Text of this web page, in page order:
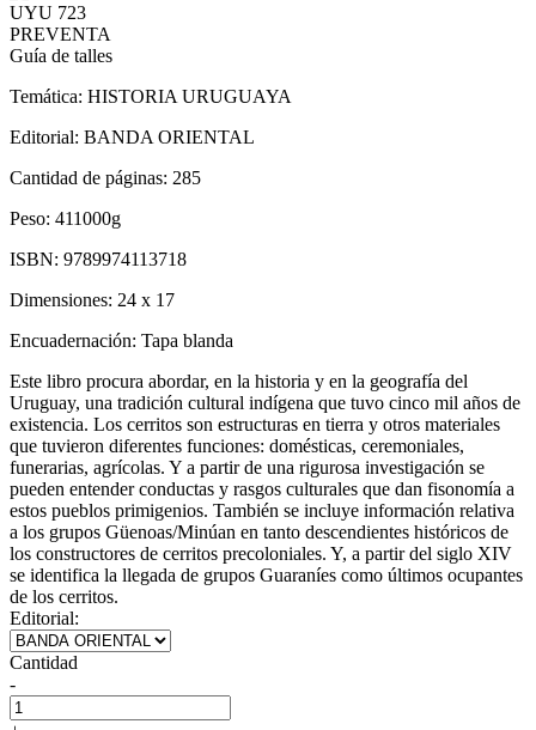
UYU 723
PREVENTA
Guía de talles
Temática: HISTORIA URUGUAYA
Editorial: BANDA ORIENTAL
Cantidad de páginas: 285
Peso: 411000g
ISBN: 9789974113718
Dimensiones: 24 x 17
Encuadernación: Tapa blanda
Este libro procura abordar, en la historia y en la geografía del
Uruguay, una tradición cultural indígena que tuvo cinco mil años de
existencia. Los cerritos son estructuras en tierra y otros materiales
que tuvieron diferentes funciones: domésticas, ceremoniales,
funerarias, agrícolas. Y a partir de una rigurosa investigación se
pueden entender conductas y rasgos culturales que dan fisonomía a
estos pueblos primigenios. También se incluye información relativa
a los grupos Güenoas/Minúan en tanto descendientes históricos de
los constructores de cerritos precoloniales. Y, a partir del siglo XIV
se identifica la llegada de grupos Guaraníes como últimos ocupantes
de los cerritos.
Editorial:
Cantidad
-